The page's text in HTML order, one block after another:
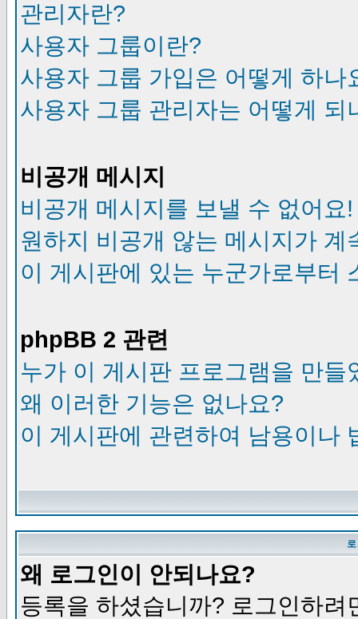
관리자란?
사용자 그룹이란?
사용자 그룹 가입은 어떻게 하나
사용자 그룹 관리자는 어떻게 되
비공개 메시지
비공개 메시지를 보낼 수 없어요!
원하지 비공개 않는 메시지가 계
이 게시판에 있는 누군가로부터
phpBB 2 관련
누가 이 게시판 프로그램을 만들
왜 이러한 기능은 없나요?
이 게시판에 관련하여 남용이나
왜 로그인이 안되나요?
등록을 하셨습니까? 로그인하